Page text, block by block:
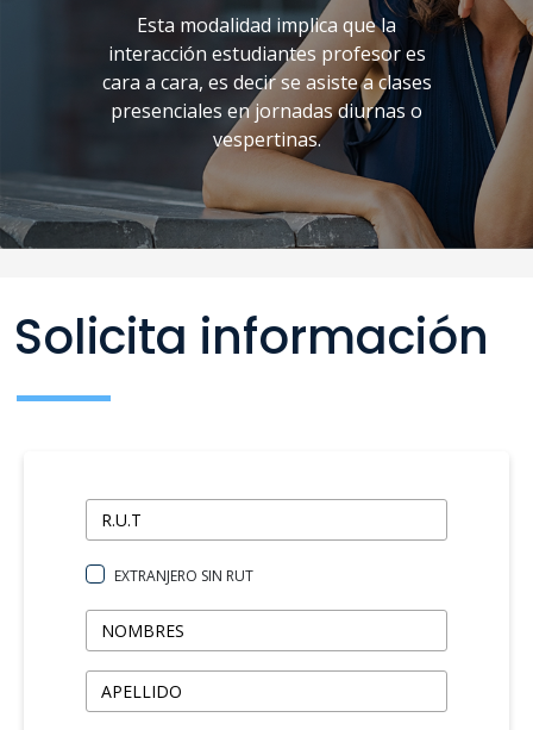
Esta modalidad implica que la
interacción estudiantes profesor es
cara a cara, es decir se asiste a clases
presenciales en jornadas diurnas o
vespertinas.
Solicita información
EXTRANJERO SIN RUT